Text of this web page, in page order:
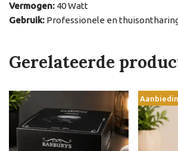
Vermogen: 40 Watt
Gebruik: Professionele en
Gerelateerde